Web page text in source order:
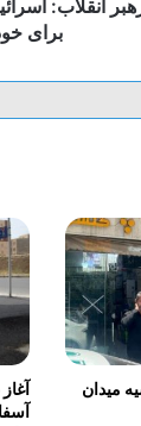
انقلاب:
برای
میدان